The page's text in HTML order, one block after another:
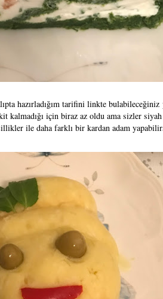
hazırladığım tarifini linkte bulabileceğiniz
kalmadığı için biraz az oldu ama sizler
ile daha farklı bir kardan adam